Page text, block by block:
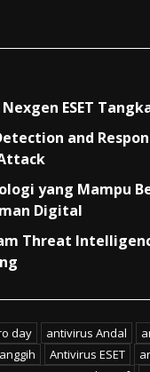
ESET
and
yang Mampu
Digital
Threat
day antivirus Andal
Antivirus ESET